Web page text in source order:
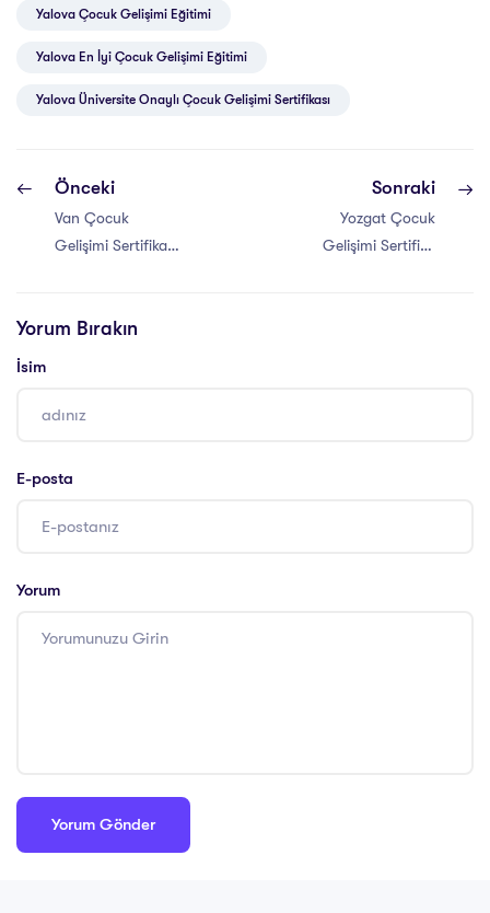
Yalova Çocuk Gelişimi Eğitimi
Yalova En İyi Çocuk Gelişimi Eğitimi
Yalova Üniversite Onaylı Çocuk Gelişimi Sertifikası
Önceki
Van Çocuk
Gelişimi Sertifika
Sonraki
Yozgat Çocuk
Gelişimi Sertifika
Yorum Bırakın
İsim
E-posta
Yorum